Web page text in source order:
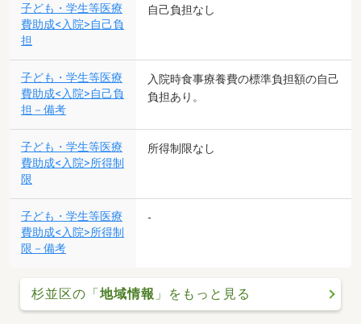
子ども・学生等医療
費助成<入院>自己負
担
自己負担なし
子ども・学生等医療
費助成<入院>自己負
担－備考
入院時食事療養費の標準負担額の自己
負担あり。
子ども・学生等医療
費助成<入院>所得制
限
所得制限なし
子ども・学生等医療
費助成<入院>所得制
限－備考
-
杉並区の「 地域情報 」をもっと見る